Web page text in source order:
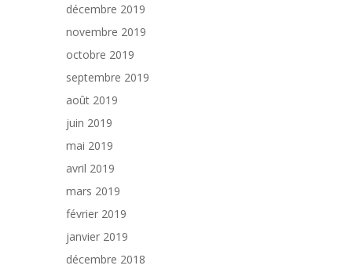
décembre 2019
novembre 2019
octobre 2019
septembre 2019
août 2019
juin 2019
mai 2019
avril 2019
mars 2019
février 2019
janvier 2019
décembre 2018